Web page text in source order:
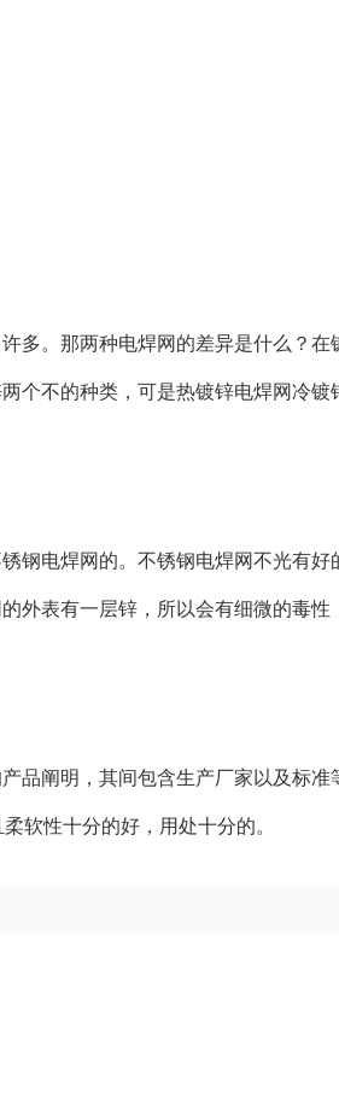
多。那两种电焊网的差异是什么？在
个不的种类，可是热镀锌电焊网冷镀
钢电焊网的。不锈钢电焊网不光有好
外表有一层锌，所以会有细微的毒性
品阐明，其间包含生产厂家以及标准
软性十分的好，用处十分的。